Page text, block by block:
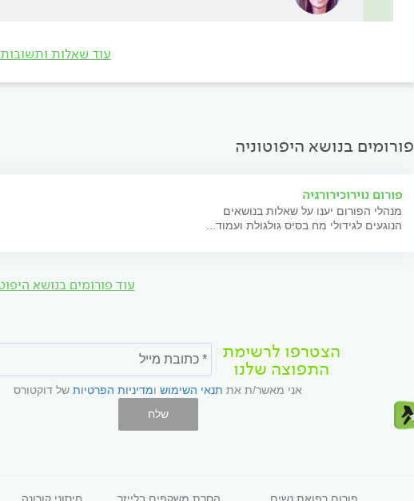
עוד שאלות ותשובות
פורומים בנושא היפוטוניה
פורום נוירוכירורגיה
מנהלי הפורום יענו על שאלות בנושאים
הנוגעים לגידולי מח בסיס גולגולת ועמוד...
עוד פורומים בנושא
הצטרפו לרשימת
התפוצה שלנו
אני מאשר/ת את תנאי השימוש ומדיניות הפרטיות של דוקטורס
שלח
פורום רפואת נשים הסרת משקפים בלייזר חיסוני קורונה